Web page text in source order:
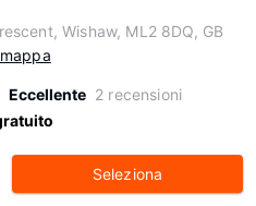
Wishaw, ML2 8DQ, GB
Eccellente 2 recensioni
Seleziona